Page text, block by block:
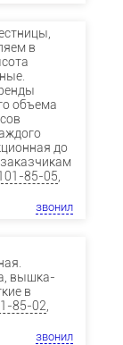
в
объема
до
85-05,
звонил
вышка-
в
85-02,
звонил